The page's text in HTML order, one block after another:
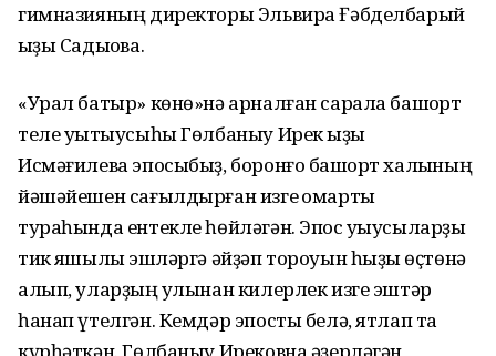
гимназияның директоры Эльвира Ғәбделбарый
ҡыҙы Садыҡова.
«Урал батыр» көнө»нә арналған сарала башҡорт
теле уҡытыусыһы Гөлбаныу Ирек ҡыҙы
Исмәғилева эпосыбыҙ, боронғо башҡорт халҡының
йәшәйешен сағылдырған изге ҡомартҡы
тураһында ентекле һөйләгән. Эпос уҡыусыларҙы
тик яҡшылыҡ эшләргә әйҙәп тороуын һыҙыҡ өҫтөнә
алып, уларҙың ҡулынан килерлек изге эштәр
һанап үтелгән. Кемдәр эпосты белә, ятлап та